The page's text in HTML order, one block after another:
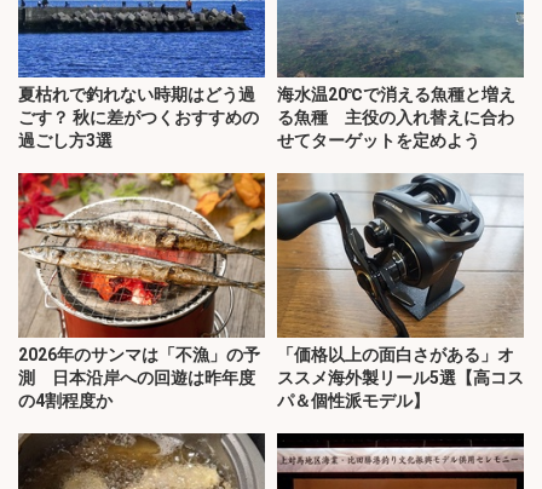
夏枯れで釣れない時期はどう過
ごす？ 秋に差がつくおすすめの
過ごし方3選
海水温20℃で消える魚種と増え
る魚種 主役の入れ替えに合わ
せてターゲットを定めよう
2026年のサンマは「不漁」の予
測 日本沿岸への回遊は昨年度
の4割程度か
「価格以上の面白さがある」オ
ススメ海外製リール5選【高コス
パ＆個性派モデル】